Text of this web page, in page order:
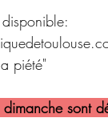
piété"
sont